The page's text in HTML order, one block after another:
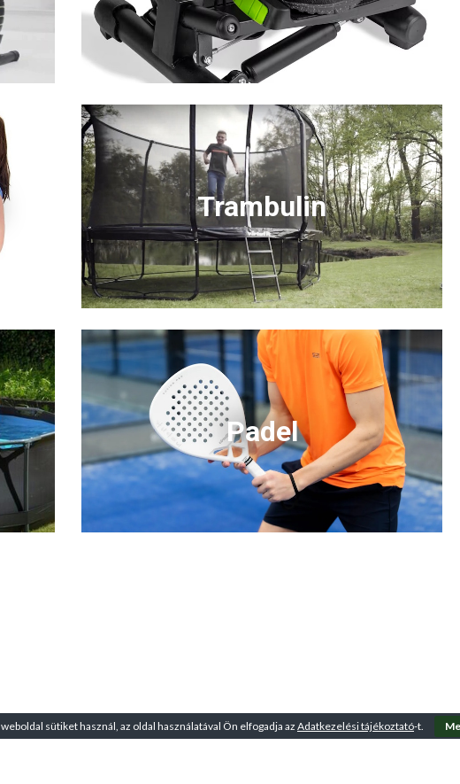
Trambulin
Padel
sütiket használ, az oldal használatával Ön elfogadja az Adatkezelési tájékoztató-t.